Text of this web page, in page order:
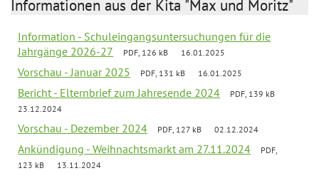
Informationen aus der Kita "Max und Moritz"
Information - Schuleingangsuntersuchungen für die
Jahrgänge 2026-27
PDF, 126 kB 16.01.2025
Vorschau - Januar 2025 PDF, 131 kB 16.01.2025
Bericht - Elternbrief zum Jahresende 2024
PDF, 139 kB
23.12.2024
Vorschau - Dezember 2024 PDF, 127 kB 02.12.2024
Ankündigung - Weihnachtsmarkt am 27.11.2024
PDF,
123 kB
13.11.2024